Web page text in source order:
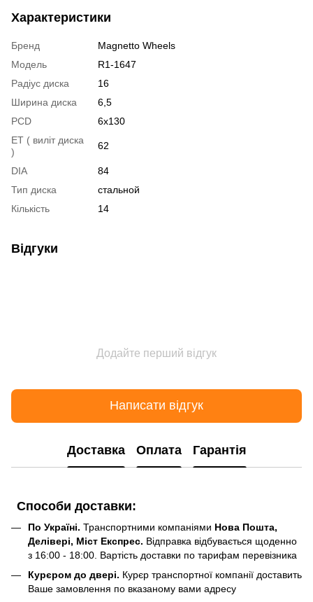
Характеристики
Бренд
Magnetto Wheels
Модель
R1-1647
Радіус диска
16
Ширина диска
6,5
PCD
6x130
ET ( виліт диска
)
62
DIA
84
Тип диска
стальной
Кількість
14
Відгуки
Додайте перший відгук
Написати відгук
Доставка Оплата Гарантія
Способи доставки:
По Україні. Транспортними компаніями Нова Пошта,
Делівері, Міст Експрес. Відправка відбувається щоденно
з 16:00 - 18:00. Вартість доставки по тарифам перевізника
Курєром до двері. Курєр транспортної компанії доставить
Ваше замовлення по вказаному вами адресу